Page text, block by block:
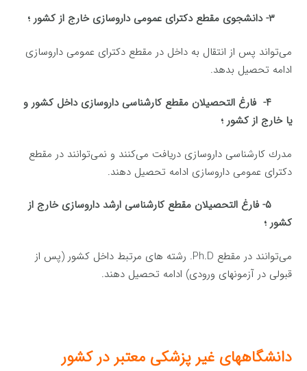
۳- دانشجوی مقطع دكترای عمومی داروسازی خارج از كشور ؛
می‌تواند پس از انتقال به داخل در مقطع دكترای عمومی داروسازی
ادامه تحصیل بدهد.
۴- فارغ التحصیلان مقطع كارشناسی داروسازی داخل كشور و
یا خارج از كشور ؛
مدرك كارشناسی داروسازی دریافت می‌كنند و نمی‌توانند در مقطع
دكترای عمومی داروسازی ادامه تحصیل دهند.
۵- فارغ التحصیلان مقطع كارشناسی ارشد داروسازی خارج از
كشور ؛
می‌توانند در مقطع Ph.D. رشته های مرتبط داخل كشور (پس از
قبولی در آزمونهای ورودی) ادامه تحصیل دهند.
دانشگاههای غیر پزشکی معتبر در کشور